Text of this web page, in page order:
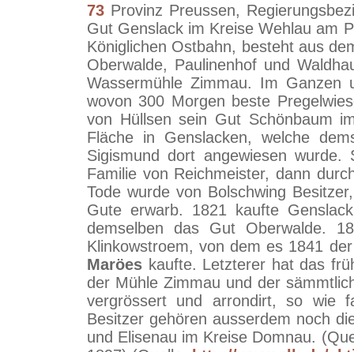
73 Provinz Preussen,
Gut Genslack im Kreise Wehlau am
Königlichen Ostbahn, besteht aus
Oberwalde, Paulinenhof und
Wassermühle Zimmau. Im
wovon 300 Morgen beste
von Hüllsen sein Gut Schönbaum
Fläche in Genslacken, welche
Sigismund dort angewiesen
Familie von Reichmeister, dann
Tode wurde von Bolschwing
Gute erwarb. 1821 kaufte
demselben das Gut Oberwalde.
Klinkowstroem, von dem es 1841
Maröes kaufte. Letzterer hat das
der Mühle Zimmau und der
vergrössert und arrondirt, so wie
Besitzer gehören ausserdem noch
und Elisenau im Kreise Domnau.